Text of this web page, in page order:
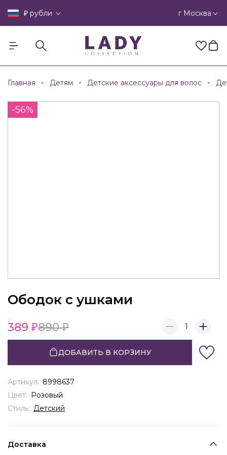
₽ рубли г Москва
Главная Детям Детские аксессуары для волос
-56%
Ободок с ушками
389 890 1
ДОБАВИТЬ В КОРЗИНУ
Артикул: 8998637
Цвет: Розовый
Стиль: Детский
Доставка